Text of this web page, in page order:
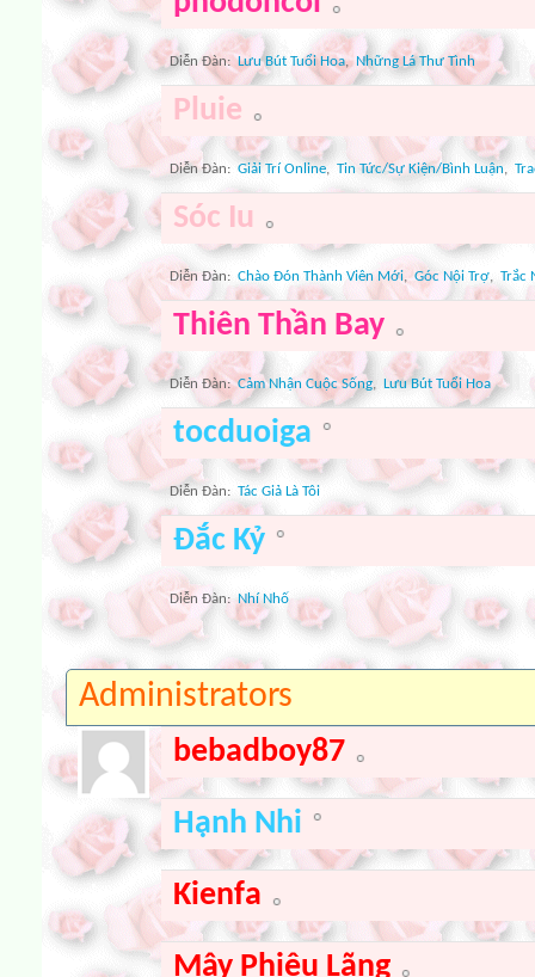
Diễn Ðàn: Lưu Bút Tuổi Hoa, Những Lá Thư Tình
Pluie
Diễn Ðàn: Giải Trí Online, Tin Tức/Sự Kiện/Bình Luận
Sóc Iu
Diễn Ðàn: Chào Đón Thành Viên Mới, Góc Nội Trợ, Trắc
Thiên Thần Bay
Diễn Ðàn: Cảm Nhận Cuộc Sống, Lưu Bút Tuổi Hoa
tocduoiga
Diễn Ðàn: Tác Giả Là Tôi
Đắc Kỷ
Diễn Ðàn: Nhí Nhố
Administrators
bebadboy87
Hạnh Nhi
Kienfa
Mây Phiêu Lãng